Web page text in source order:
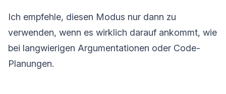
Ich empfehle, diesen Modus nur dann zu
verwenden, wenn es wirklich darauf ankommt, wie
bei langwierigen Argumentationen oder Code-
Planungen.